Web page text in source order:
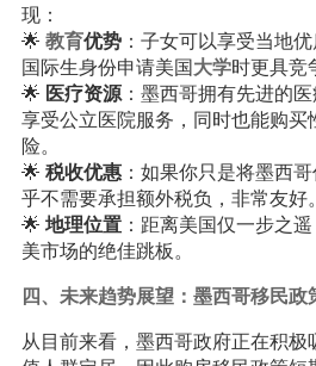
现：
🌟 教育优势：子女可以享受当地
国际生身份申请美国 大学时更具竞
🌟 医疗资源：墨西哥拥有先进的
享受公立医院服务，同时也能购买
险。
🌟 税收优惠：如果你只是将墨西
乎不需要承担额外税负，非常友好。
🌟 地理位置：距离美国仅一步之
美市场的绝佳跳板。
四、未来趋势展望：墨西哥移民政
从目前来看，墨西哥政府正在积